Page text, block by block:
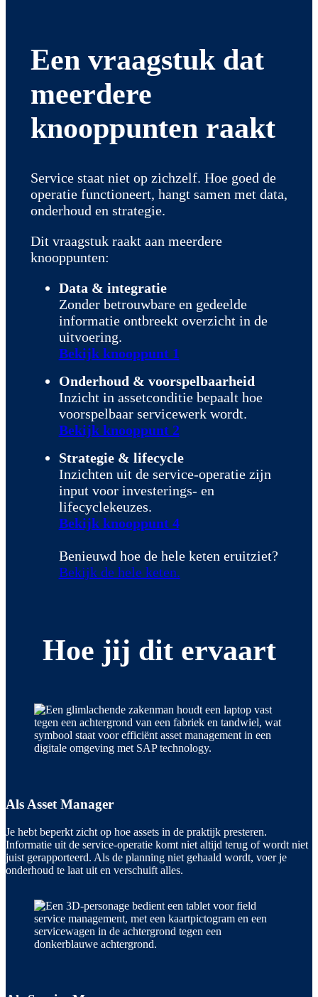
Een vraagstuk dat
meerdere
knooppunten raakt
Service staat niet op zichzelf. Hoe goed de
operatie functioneert, hangt samen met data,
onderhoud en strategie.
Dit vraagstuk raakt aan meerdere
knooppunten:
Data & integratie
Zonder betrouwbare en gedeelde
informatie ontbreekt overzicht in de
uitvoering.
Bekijk knooppunt 1
Onderhoud & voorspelbaarheid
Inzicht in assetconditie bepaalt hoe
voorspelbaar servicewerk wordt.
Bekijk knooppunt 2
Strategie & lifecycle
Inzichten uit de service-operatie zijn
input voor investerings- en
lifecyclekeuzes.
Bekijk knooppunt 4
Benieuwd hoe de hele keten eruitziet?
Bekijk de hele keten.
Hoe jij dit ervaart
Als Asset Manager
Je hebt beperkt zicht op hoe assets in de praktijk presteren.
Informatie uit de service-operatie komt niet altijd terug of wordt niet
juist gerapporteerd. Als de planning niet gehaald wordt, voer je
onderhoud te laat uit en verschuift alles.